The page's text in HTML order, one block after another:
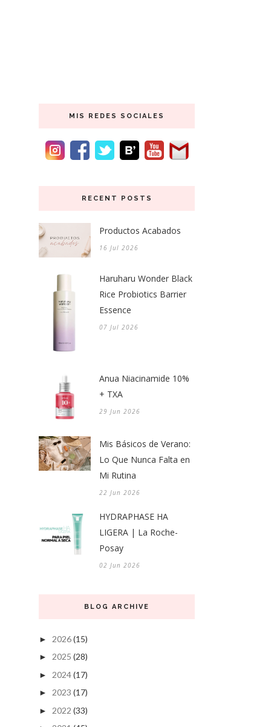
MIS REDES SOCIALES
RECENT POSTS
Productos Acabados
16 Jul 2026
Haruharu Wonder Black
Rice Probiotics Barrier
Essence
07 Jul 2026
Anua Niacinamide 10%
+ TXA
29 Jun 2026
Mis Básicos de Verano:
Lo Que Nunca Falta en
Mi Rutina
22 Jun 2026
HYDRAPHASE HA
LIGERA | La Roche-
Posay
02 Jun 2026
BLOG ARCHIVE
► 2026(15)
► 2025 (28)
► 2024(17)
► 2023 (17)
► 2022 (33)